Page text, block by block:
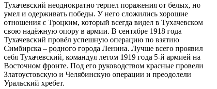
Тухачевский неоднократно терпел поражения от белых, но
умел и одерживать победы. У него сложились хорошие
отношения с Троцким, который всегда видел в Тухачевском
свою надёжную опору в армии. В сентябре 1918 года
Тухачевский провёл успешную операцию по взятию
Симбирска – родного города Ленина. Лучше всего проявил
себя Тухачевский, командуя летом 1919 года 5-й армией на
Восточном фронте. Под его руководством красные провели
Златоустовскую и Челябинскую операции и преодолели
Уральский хребет.